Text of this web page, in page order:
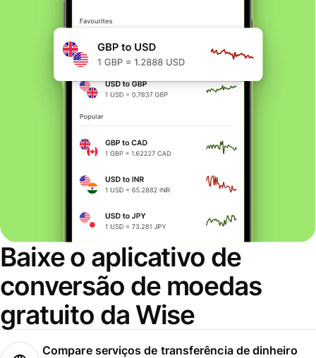
Baixe o aplicativo de
conversão de moedas
gratuito da Wise
Compare serviços de transferência de dinheiro